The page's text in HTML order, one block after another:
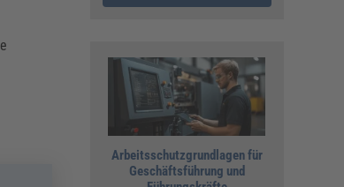
Arbeitsschutzgrundlagen für
Geschäftsführung und